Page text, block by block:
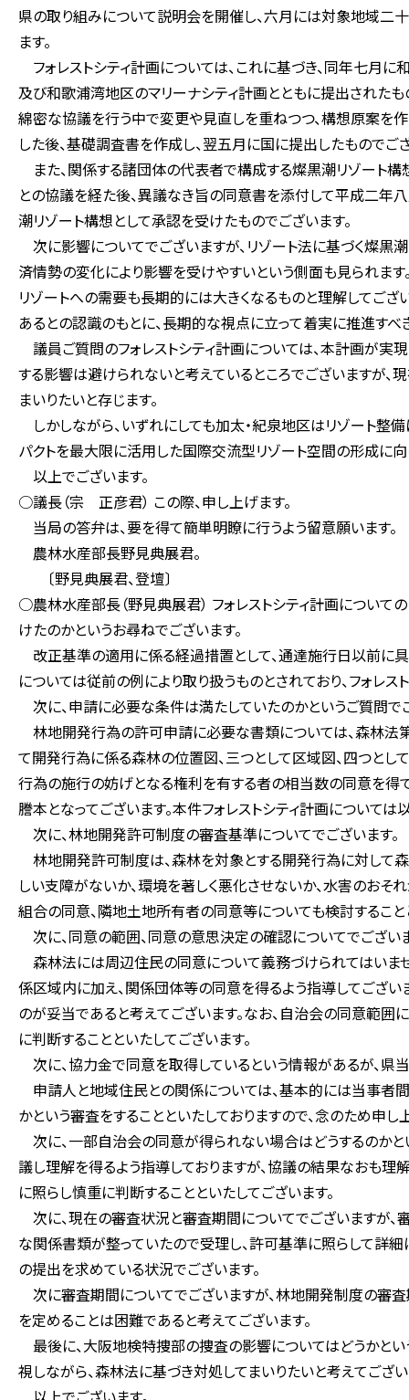
県の取り組みについて説明会を開催し、六月には対象地域二
ます。
フォレストシティ計画については、これに基づき、同年七月
及び和歌浦湾地区のマリーナシティ計画とともに提出されたも
綿密な協議を行う中で変更や見直しを重ねつつ、構想原案を
した後、基礎調査書を作成し、翌五月に国に提出したものでご
また、関係する諸団体の代表者で構成する燦黒潮リゾート
との協議を経た後、異議なき旨の同意書を添付して平成二
潮リゾート構想として承認を受けたものでございます。
次に影響についてでございますが、リゾート法に基づく燦黒
済情勢の変化により影響を受けやすいという側面も見られます
リゾートへの需要も長期的には大きくなるものと理解してご
あるとの認識のもとに、長期的な視点に立って着実に推進すべ
議員ご質問のフォレストシティ計画については、本計画が
する影響は避けられないと考えているところでございますが、
まいりたいと存じます。
しかしながら、いずれにしても加太・紀泉地区はリゾート整
パクトを最大限に活用した国際交流型リゾート空間の形成に
以上でございます。
○議長（宗 正彦君） この際、申し上げます。
当局の答弁は、要を得て簡単明瞭に行うよう留意願います。
農林水産部長野見典展君。
〔野見典展君、登壇〕
○農林水産部長（野見典展君） フォレストシティ計画につい
けたのかというお尋ねでございます。
改正基準の適用に係る経過措置として、通達施行日以前
については従前の例により取り扱うものとされており、フォレ
次に、申請に必要な条件は満たしていたのかというご質問で
林地開発行為の許可申請に必要な書類については、森林法
て開発行為に係る森林の位置図、三つとして区域図、四つと
行為の施行の妨げとなる権利を有する者の相当数の同意を得
謄本となってございます。本件フォレストシティ計画について
次に、林地開発許可制度の審査基準についてでございます。
林地開発許可制度は、森林を対象とする開発行為に対して
しい支障がないか、環境を著しく悪化させないか、水害のおそ
組合の同意、隣地土地所有者の同意等についても検討すること
次に、同意の範囲、同意の意思決定の確認についてでござい
森林法には周辺住民の同意について義務づけられてはいま
係区域内に加え、関係団体等の同意を得るよう指導してござ
のが妥当であると考えてございます。なお、自治会の同意範
に判断することといたしてございます。
次に、協力金で同意を取得しているという情報があるが、県
申請人と地域住民との関係については、基本的には当事者
かという審査をすることといたしておりますので、念のため申し
次に、一部自治会の同意が得られない場合はどうするのか
議し理解を得るよう指導しておりますが、協議の結果なおも
に照らし慎重に判断することといたしてございます。
次に、現在の審査状況と審査期間についてでございますが
な関係書類が整っていたので受理し、許可基準に照らして詳
の提出を求めている状況でございます。
次に審査期間についてでございますが、林地開発制度の審
を定めることは困難であると考えてございます。
最後に、大阪地検特捜部の捜査の影響についてはどうかとい
視しながら、森林法に基づき対処してまいりたいと考えてござい